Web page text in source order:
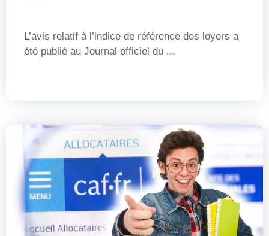
L’avis relatif à l’indice de référence des loyers a
été publié au Journal officiel du ...